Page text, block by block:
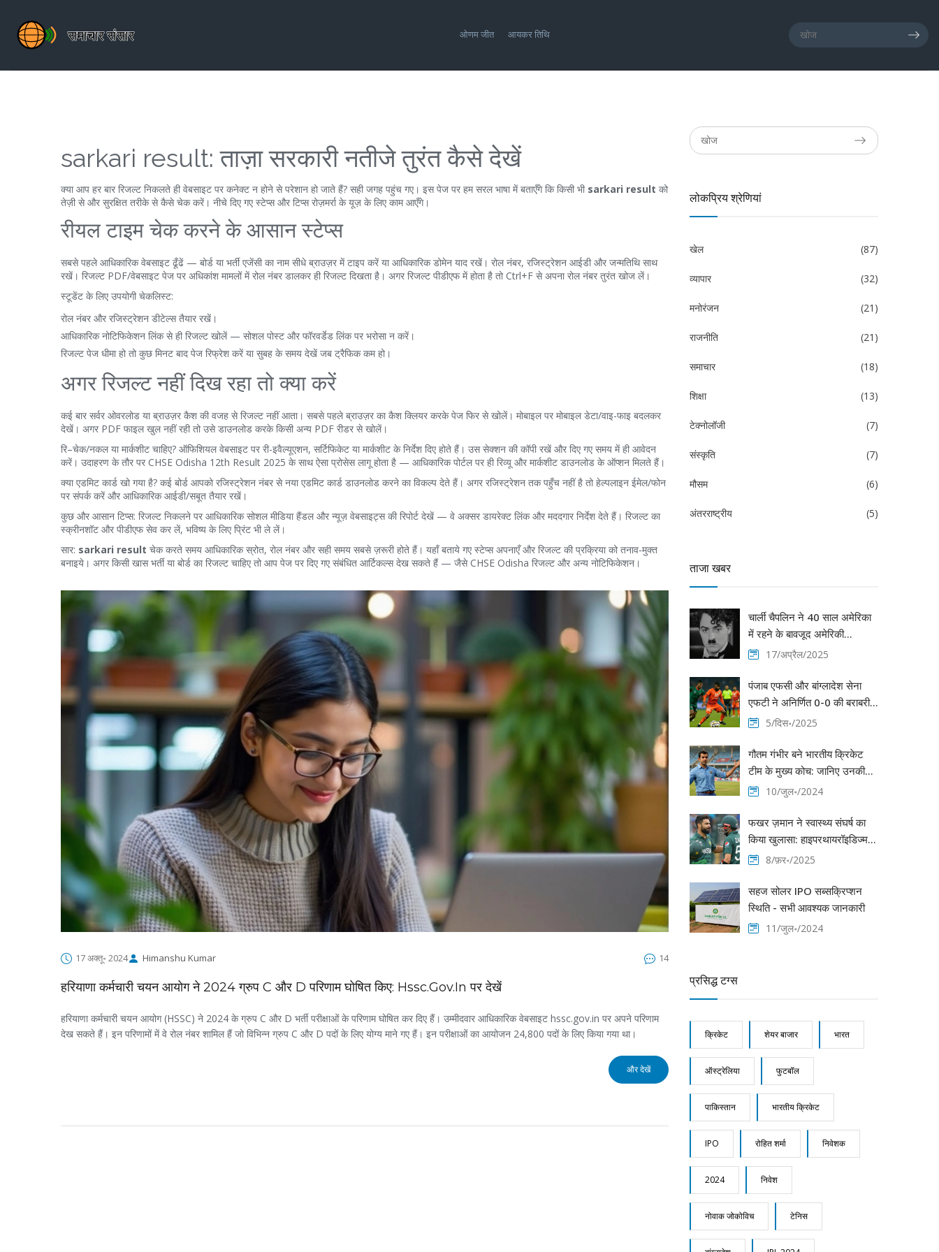
ओणम जीत आयकर तिथि
sarkari result: ताज़ा सरकारी नतीजे तुरंत कैसे देखें
क्या आप हर बार रिजल्ट निकलते ही वेबसाइट पर कनेक्ट न होने से परेशान हो जाते हैं? सही जगह पहुंच गए। इस पेज पर हम सरल भाषा में बताएँगे कि किसी भी sarkari result को
तेज़ी से और सुरक्षित तरीके से कैसे चेक करें। नीचे दिए गए स्टेप्स और टिप्स रोज़मर्रा के यूज़ के लिए काम आएँगे।
रीयल टाइम चेक करने के आसान स्टेप्स
सबसे पहले आधिकारिक वेबसाइट ढूँढें — बोर्ड या भर्ती एजेंसी का नाम सीधे ब्राउज़र में टाइप करें या आधिकारिक डोमेन याद रखें। रोल नंबर, रजिस्ट्रेशन आईडी और जन्मतिथि साथ
रखें। रिजल्ट PDF/वेबसाइट पेज पर अधिकांश मामलों में रोल नंबर डालकर ही रिजल्ट दिखता है। अगर रिजल्ट पीडीएफ में होता है तो Ctrl+F से अपना रोल नंबर तुरंत खोज लें।
स्टूडेंट के लिए उपयोगी चेकलिस्ट:
रोल नंबर और रजिस्ट्रेशन डीटेल्स तैयार रखें।
आधिकारिक नोटिफिकेशन लिंक से ही रिजल्ट खोलें — सोशल पोस्ट और फॉरवर्डेड लिंक पर भरोसा न करें।
रिजल्ट पेज धीमा हो तो कुछ मिनट बाद पेज रिफ्रेश करें या सुबह के समय देखें जब ट्रैफिक कम हो।
अगर रिजल्ट नहीं दिख रहा तो क्या करें
कई बार सर्वर ओवरलोड या ब्राउज़र कैश की वजह से रिजल्ट नहीं आता। सबसे पहले ब्राउज़र का कैश क्लियर करके पेज फिर से खोलें। मोबाइल पर मोबाइल डेटा/वाइ-फाइ बदलकर
देखें। अगर PDF फाइल खुल नहीं रही तो उसे डाउनलोड करके किसी अन्य PDF रीडर से खोलें।
रि–चेक/नकल या मार्कशीट चाहिए? ऑफिशियल वेबसाइट पर री-इवैल्यूएशन, सर्टिफिकेट या मार्कशीट के निर्देश दिए होते हैं। उस सेक्शन की कॉपी रखें और दिए गए समय में ही आवेदन
करें। उदाहरण के तौर पर CHSE Odisha 12th Result 2025 के साथ ऐसा प्रोसेस लागू होता है — आधिकारिक पोर्टल पर ही रिव्यू और मार्कशीट डाउनलोड के ऑप्शन मिलते हैं।
क्या एडमिट कार्ड खो गया है? कई बोर्ड आपको रजिस्ट्रेशन नंबर से नया एडमिट कार्ड डाउनलोड करने का विकल्प देते हैं। अगर रजिस्ट्रेशन तक पहुँच नहीं है तो हेल्पलाइन ईमेल/फोन
पर संपर्क करें और आधिकारिक आईडी/सबूत तैयार रखें।
कुछ और आसान टिप्स: रिजल्ट निकलने पर आधिकारिक सोशल मीडिया हैंडल और न्यूज़ वेबसाइट्स की रिपोर्ट देखें — वे अक्सर डायरेक्ट लिंक और मददगार निर्देश देते हैं। रिजल्ट का
स्क्रीनशॉट और पीडीएफ सेव कर लें, भविष्य के लिए प्रिंट भी ले लें।
सार: sarkari result चेक करते समय आधिकारिक स्रोत, रोल नंबर और सही समय सबसे ज़रूरी होते हैं। यहाँ बताये गए स्टेप्स अपनाएँ और रिजल्ट की प्रक्रिया को तनाव-मुक्त
बनाइये। अगर किसी खास भर्ती या बोर्ड का रिजल्ट चाहिए तो आप पेज पर दिए गए संबंधित आर्टिकल्स देख सकते हैं — जैसे CHSE Odisha रिजल्ट और अन्य नोटिफिकेशन।
17 अक्तू॰ 2024 Himanshu Kumar 14
हरियाणा कर्मचारी चयन आयोग ने 2024 ग्रुप C और D परिणाम घोषित किए: Hssc.gov.in पर देखें
हरियाणा कर्मचारी चयन आयोग (HSSC) ने 2024 के ग्रुप C और D भर्ती परीक्षाओं के परिणाम घोषित कर दिए हैं। उम्मीदवार आधिकारिक वेबसाइट hssc.gov.in पर अपने परिणाम
देख सकते हैं। इन परिणामों में वे रोल नंबर शामिल हैं जो विभिन्न ग्रुप C और D पदों के लिए योग्य माने गए हैं। इन परीक्षाओं का आयोजन 24,800 पदों के लिए किया गया था।
और देखें
लोकप्रिय श्रेणियां
खेल (87)
व्यापार (32)
मनोरंजन (21)
राजनीति (21)
समाचार (18)
शिक्षा (13)
टेक्नोलॉजी (7)
संस्कृति (7)
मौसम (6)
अंतरराष्ट्रीय (5)
ताजा खबर
चार्ली चैपलिन ने 40 साल अमेरिका
में रहने के बावजूद अमेरिकी
नागरिकता क्यों नहीं ली?
17/अप्रैल/2025
पंजाब एफसी और बांग्लादेश सेना
एफटी ने अनिर्णित 0-0 की बराबरी
की डुरांड कप में
5/दिस॰/2025
गौतम गंभीर बने भारतीय क्रिकेट
टीम के मुख्य कोच: जानिए उनकी
पहली प्रतिक्रिया
10/जुल॰/2024
फखर ज़मान ने स्वास्थ्य संघर्ष का
किया खुलासा: हाइपरथायरॉइडिज्म के
कारण खोए 10 किलो, चैंपियंस
8/फ़र॰/2025
सहज सोलर IPO सब्सक्रिप्शन
स्थिति - सभी आवश्यक जानकारी
11/जुल॰/2024
प्रसिद्ध टग्स
क्रिकेट शेयर बाजार भारत
ऑस्ट्रेलिया फुटबॉल
पाकिस्तान भारतीय क्रिकेट
IPO रोहित शर्मा निवेशक
2024 निवेश
नोवाक जोकोविच टेनिस